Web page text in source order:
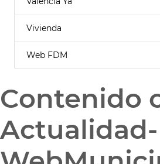
Vivienda
Web FDM
Contenido
Actualidad-